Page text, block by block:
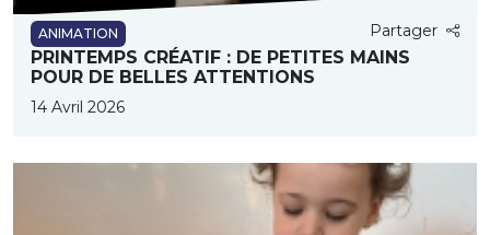
ANIMATION Partager
PRINTEMPS CRÉATIF : DE PETITES MAINS
POUR DE BELLES ATTENTIONS
14 Avril 2026